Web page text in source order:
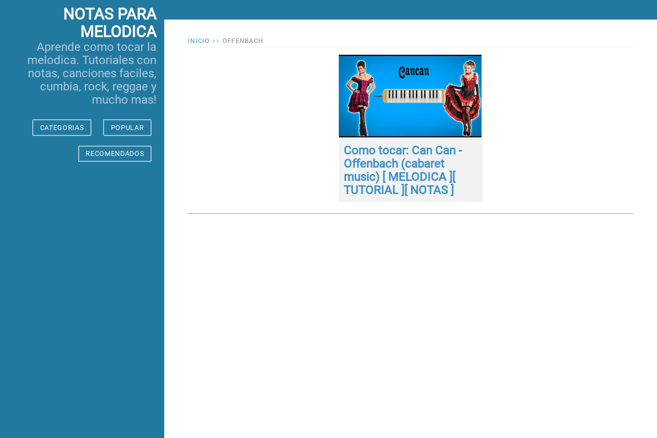
NOTAS PARA
MELODICA
Aprende como tocar la
melodica. Tutoriales con
notas, canciones faciles,
cumbia, rock, reggae y
mucho mas!
CATEGORIAS POPULAR
RECOMENDADOS
INICIO >> OFFENBACH
Como tocar: Can Can -
Offenbach (cabaret
music) [ MELODICA ][
TUTORIAL ][ NOTAS ]